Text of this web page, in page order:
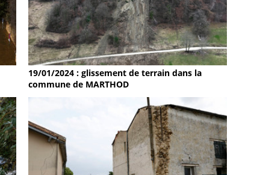
19/01/2024 : glissement de terrain dans la
commune de MARTHOD